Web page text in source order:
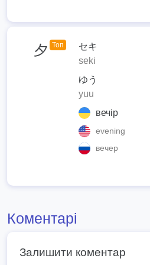
夕 Топ
セキ
seki
ゆう
yuu
вечір
evening
вечер
Коментарі
Залишити коментар